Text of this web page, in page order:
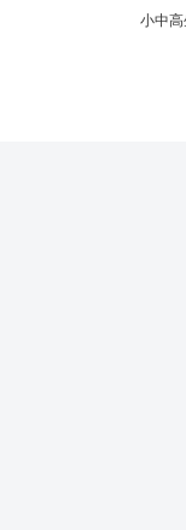
小中